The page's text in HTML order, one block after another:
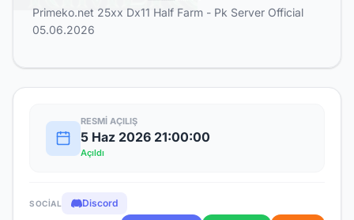
Primeko.net 25xx Dx11 Half Farm - Pk Server Official
05.06.2026
RESMI AÇILIŞ
5 Haz 2026 21:00:00
Açıldı
SOCIAL
Discord